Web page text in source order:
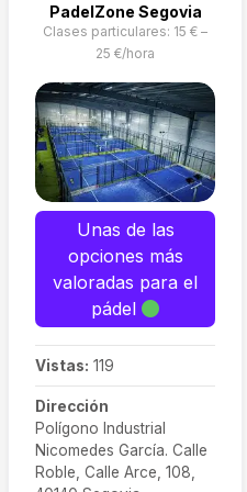
PadelZone Segovia
Clases particulares: 15 € –
25 €/hora
Unas de las
opciones más
valoradas para el
pádel
Vistas: 119
Dirección
Polígono Industrial
Nicomedes García. Calle
Roble, Calle Arce, 108,